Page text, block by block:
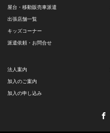
屋台・移動販売車派遣
出張店舗一覧
キッズコーナー
派遣依頼・お問合せ
法人案内
加入のご案内
加入の申し込み